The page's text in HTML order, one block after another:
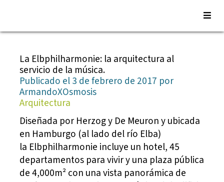
Saltar
contenidoLa Elbphilharmonie: la arquitectura al
servicio de la música.
Publicado el 3 de febrero de 2017 por
ArmandoXOsmosis
Arquitectura
Diseñada por Herzog y De Meuron y ubicada
en Hamburgo (al lado del río Elba)
la Elbphilharmonie incluye un hotel, 45
departamentos para vivir y una plaza pública
de 4,000m² con una vista panorámica de